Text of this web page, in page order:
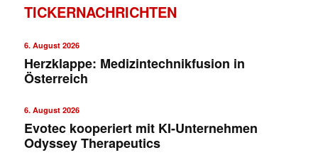
TICKERNACHRICHTEN
6. August 2026
Herzklappe: Medizintechnikfusion in
Österreich
6. August 2026
Evotec kooperiert mit KI-Unternehmen
Odyssey Therapeutics